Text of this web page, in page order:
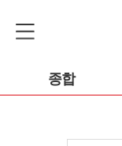
종합